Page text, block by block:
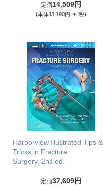
定価14,509円
(本体13,190円 ＋ 税)
Harborview Illustrated Tips &
Tricks in Fracture
Surgery, 2nd ed.
定価37,609円